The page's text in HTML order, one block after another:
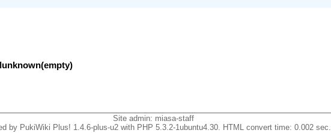
Site admin: miasa-staff
by PukiWiki Plus! 1.4.6-plus-u2 with PHP 5.3.2-1ubuntu4.30. HTML convert time: 0.002 sec.